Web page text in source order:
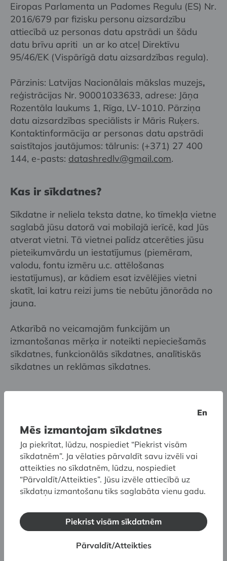
Eiropas Parlamenta un Padomes Regulu (ES) Nr.
2016/679 par fizisku personu aizsardzību
attiecībā uz personas datu apstrādi un šādu
datu brīvu apriti un ar ko atceļ Direktīvu
95/46/EK (Vispārīgā datu aizsardzības regula).
Pārzinis: Latvijas Nacionālais mākslas muzejs,
reģistrācijas Nr. 90001033633, adrese: Jāņa
Rozentāla laukums 1, Rīga, LV-1010. Pārziņa
datu aizsardzības speciālists ir Māris Ruķers.
Kontaktinformācija ar personas datu apstrādi
saistītajos jautājumos: tālrunis: (+371) 27 400
144, e-pasts: datashredlv@gmail.com.
Kas ir sīkdatnes?
Sīkdatne ir neliela teksta datne, ko tīmekļa vietne
saglabā jūsu datorā vai mobilajā ierīcē, kad Jūs
atverat vietni. Tā vietnei palīdz atcerēties jūsu
pieteikumvārdu un iestatījumus (piemēram,
valodu, fontu izmēru u.c. attēlošanas
iestatījumus), ar kādiem esat izvēlējies vietni
skatīt, lai katru reizi jums tie nebūtu jānorāda no
jauna.
Atkarībā no veicamajām funkcijām un
izmantošanas mērķa ir noteikti nepieciešamās
sīkdatnes, funkcionālās sīkdatnes, analītiskās
sīkdatnes un reklāmas sīkdatnes.
Obligātās sīkdatnes. Šīs sīkdatnes ir
nepieciešamas tam, lai būtu iespējams pārlūkot
vietni un izmantot tās funkcijas, piem., iegaumēt
veidnēs ievadīto informāciju sesijas laikā. Bez
šīm sīkdatnēm nebūtu iespējams sniegt
noteiktus vietnes pakalpojumus. Šīs sīkdatnes
tiek glabātas iekārtā līdz brīdim, kad tiek
aizvērta tīmekļa pārlūkprogramma. Ja tomēr,
iespējas, izdarīsiet izvēli tās atspējot, tad tīmekļa
En
Mēs izmantojam sīkdatnes
Ja piekrītat, lūdzu, nospiediet “Piekrist visām
sīkdatnēm”. Ja vēlaties pārvaldīt savu izvēli vai
atteikties no sīkdatnēm, lūdzu, nospiediet
“Pārvaldīt/Atteikties”. Jūsu izvēle attiecībā uz
sīkdatņu izmantošanu tiks saglabāta vienu gadu.
Piekrist visām sīkdatnēm
Pārvaldīt/Atteikties